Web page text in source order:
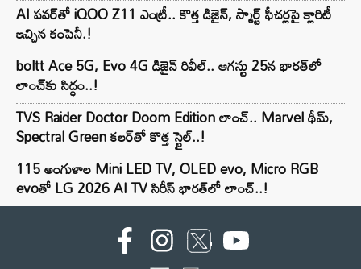
AI పవర్‌తో iQOO Z11 ఎంట్రీ.. కొత్త డిజైన్, స్మార్ట్ ఫీచర్లపై క్లారిటీ
ఇచ్చిన కంపెనీ.!
boltt Ace 5G, Evo 4G డిజైన్ రివీల్.. ఆగస్టు 25న భారత్‌లో
లాంచ్‌కు సిద్ధం..!
TVS Raider Doctor Doom Edition లాంచ్.. Marvel థీమ్,
Spectral Green కలర్‌తో కొత్త స్టైల్..!
115 అంగుళాల Mini LED TV, OLED evo, Micro RGB
evoతో LG 2026 AI TV సిరీస్ భారత్‌లో లాంచ్..!